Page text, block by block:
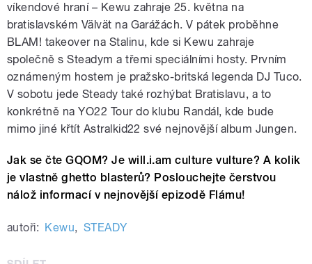
víkendové hraní – Kewu zahraje 25. května na
bratislavském Välvät na Garážách. V pátek proběhne
BLAM! takeover na Stalinu, kde si Kewu zahraje
společně s Steadym a třemi speciálními hosty. Prvním
oznámeným hostem je pražsko-britská legenda DJ Tuco.
V sobotu jede Steady také rozhýbat Bratislavu, a to
konkrétně na YO22 Tour do klubu Randál, kde bude
mimo jiné křtít Astralkid22 své nejnovější album Jungen.
Jak se čte GQOM? Je will.i.am culture vulture? A kolik
je vlastně ghetto blasterů? Poslouchejte čerstvou
nálož informací v nejnovější epizodě Flámu!
autoři: Kewu, STEADY